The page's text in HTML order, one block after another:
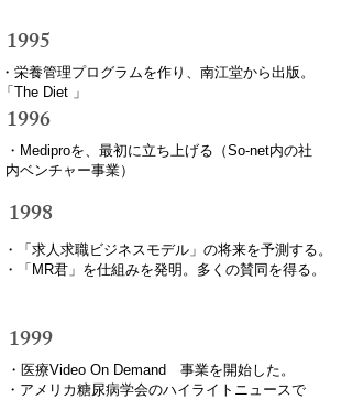
​1995
・栄養管理プログラムを作り、南江堂から出版。
「The Diet 」
​1996
・Mediproを、最初に立ち上げる（So-net内の社
内ベンチャー事業）
​1998
・「求人求職ビジネスモデル」の将来を予測する。
・「MR君」を仕組みを発明。多くの賛同を得る。
​1999
・医療Video On Demand 事業を開始した。
・アメリカ糖尿病学会のハイライトニュースで